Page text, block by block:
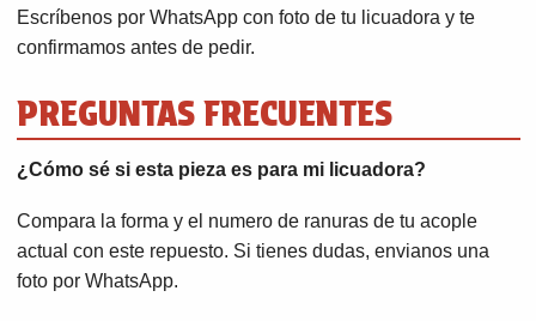
Escríbenos por WhatsApp con foto de tu licuadora y te
confirmamos antes de pedir.
PREGUNTAS FRECUENTES
¿Cómo sé si esta pieza es para mi licuadora?
Compara la forma y el numero de ranuras de tu acople
actual con este repuesto. Si tienes dudas, envianos una
foto por WhatsApp.